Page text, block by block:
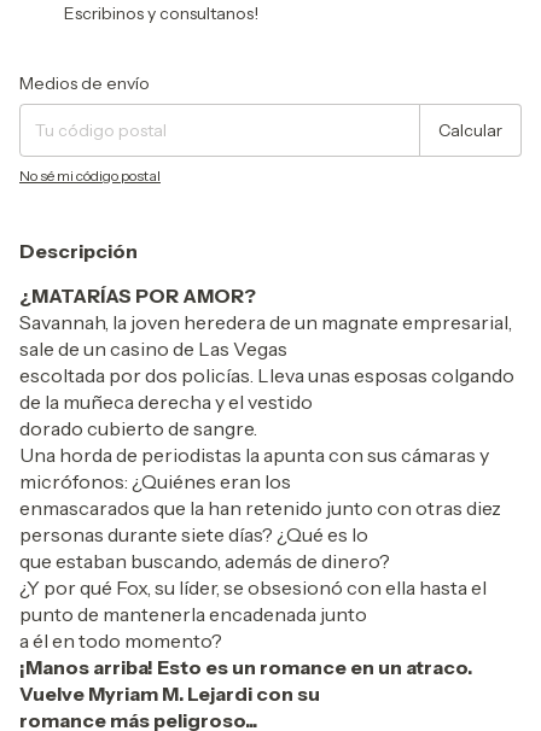
Escribinos y consultanos!
Entregas para el CP:
Medios de envío
Calcular
No sé mi código postal
Descripción
¿MATARÍAS POR AMOR?
Savannah, la joven heredera de un magnate empresarial,
sale de un casino de Las Vegas
escoltada por dos policías. Lleva unas esposas colgando
de la muñeca derecha y el vestido
dorado cubierto de sangre.
Una horda de periodistas la apunta con sus cámaras y
micrófonos: ¿Quiénes eran los
enmascarados que la han retenido junto con otras diez
personas durante siete días? ¿Qué es lo
que estaban buscando, además de dinero?
¿Y por qué Fox, su líder, se obsesionó con ella hasta el
punto de mantenerla encadenada junto
a él en todo momento?
¡Manos arriba! Esto es un romance en un atraco.
Vuelve Myriam M. Lejardi con su
romance más peligroso...